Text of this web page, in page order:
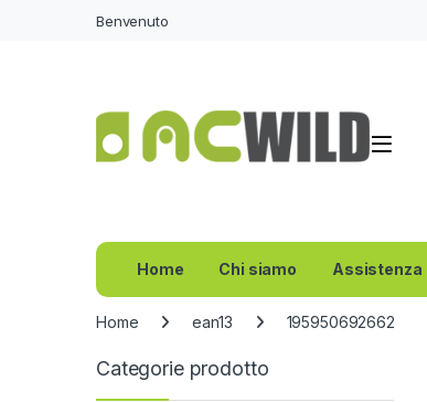
Benvenuto
Home Chi siamo Assistenza
Home ean13 195950692662
Categorie prodotto